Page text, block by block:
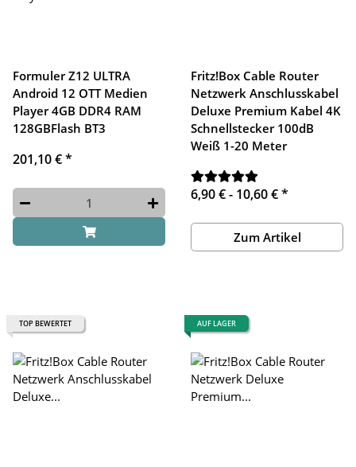
Formuler Z12 ULTRA
Android 12 OTT Medien
Player 4GB DDR4 RAM
128GBFlash BT3
201,10 €*
Fritz!Box Cable Router
Netzwerk Anschlusskabel
Deluxe Premium Kabel 4K
Schnellstecker 100dB
Weiß 1-20 Meter
6,90 € - 10,60 €*
Zum Artikel
TOP BEWERTET AUF LAGER